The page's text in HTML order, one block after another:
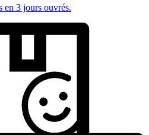
en 3 jours ouvrés.